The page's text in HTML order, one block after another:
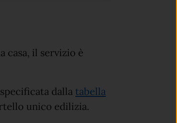
casa, il servizio è
dalla tabella
unico edilizia.